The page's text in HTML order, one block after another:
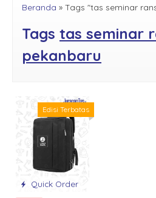
Beranda » Tags "tas seminar
Tags tas seminar
pekanbaru
Quick Order
Edisi Terbatas